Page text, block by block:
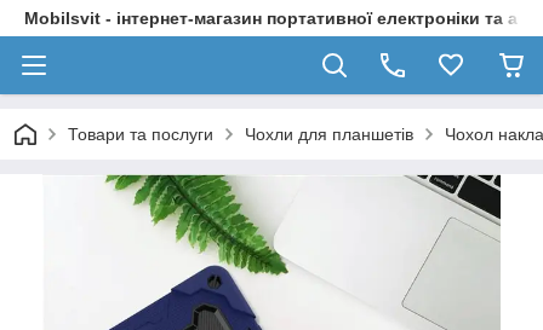
Mobilsvit - інтернет-магазин портативної електроніки та
Товари та послуги Чохли для планшетів Чохол